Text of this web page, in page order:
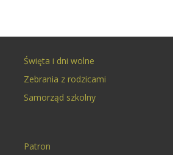
Święta i dni wolne
Zebrania z rodzicami
Samorząd szkolny
Patron